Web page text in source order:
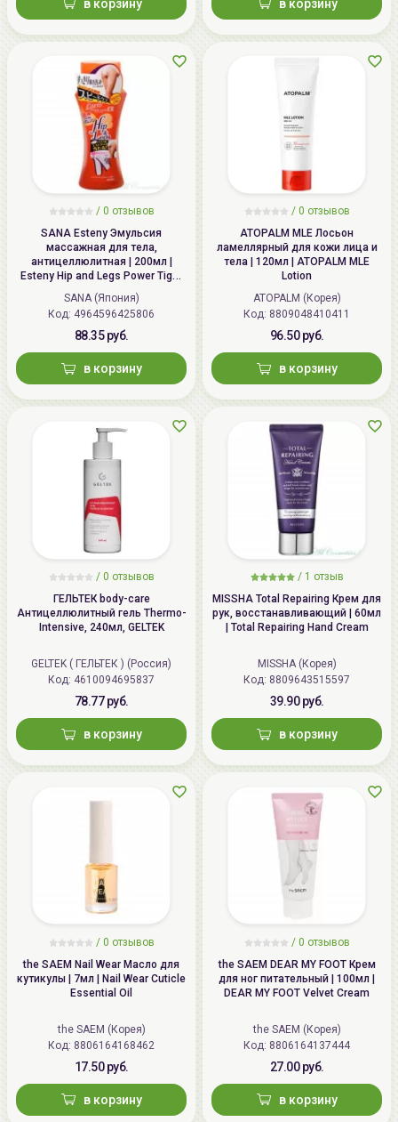
в корзину в корзину
/ 0 отзывов
SANA Esteny Эмульсия
массажная для тела,
антицеллюлитная | 200мл |
Esteny Hip and Legs Power Tight
EX
SANA (Япония)
Код: 4964596425806
88.35 руб.
в корзину
/ 0 отзывов
ATOPALM MLE Лосьон
ламеллярный для кожи лица и
тела | 120мл | ATOPALM MLE
Lotion
ATOPALM (Корея)
Код: 8809048410411
96.50 руб.
в корзину
/ 0 отзывов
ГЕЛЬТЕК body-care
Антицеллюлитный гель Thermo-
Intensive, 240мл, GELTEK
GELTEK ( ГЕЛЬТЕК ) (Россия)
Код: 4610094695837
78.77 руб.
в корзину
/ 1 отзыв
MISSHA Total Repairing Крем для
рук, восстанавливающий | 60мл
| Total Repairing Hand Cream
MISSHA (Корея)
Код: 8809643515597
39.90 руб.
в корзину
/ 0 отзывов
the SAEM Nail Wear Масло для
кутикулы | 7мл | Nail Wear Cuticle
Essential Oil
the SAEM (Корея)
Код: 8806164168462
17.50 руб.
в корзину
/ 0 отзывов
the SAEM DEAR MY FOOT Крем
для ног питательный | 100мл |
DEAR MY FOOT Velvet Cream
the SAEM (Корея)
Код: 8806164137444
27.00 руб.
в корзину